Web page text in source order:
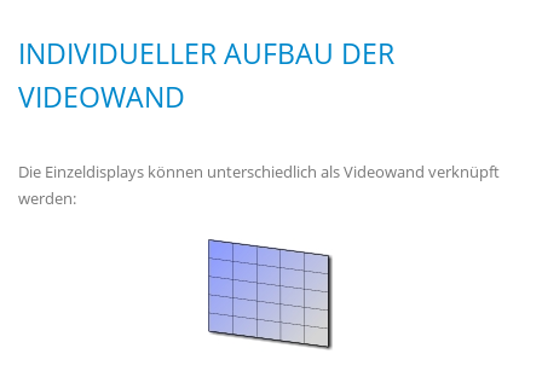
INDIVIDUELLER AUFBAU DER
VIDEOWAND
Die Einzeldisplays können unterschiedlich als Videowand verknüpft
werden: